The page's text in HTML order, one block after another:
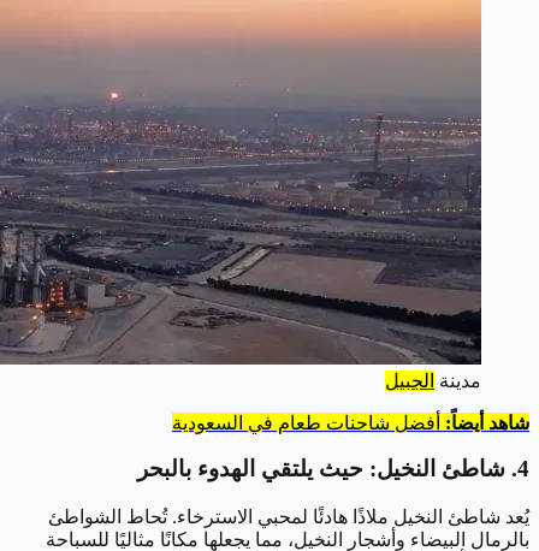
مدينة الجبيل
شاهد أيضاً: أفضل شاحنات طعام في السعودية
4. شاطئ النخيل: حيث يلتقي الهدوء بالبحر
يُعد شاطئ النخيل ملاذًا هادئًا لمحبي الاسترخاء. تُحاط الشواطئ
بالرمال البيضاء وأشجار النخيل، مما يجعلها مكانًا مثاليًا للسباحة